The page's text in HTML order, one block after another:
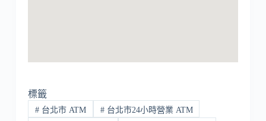
標籤
#台北市 ATM #台北市24小時營業 ATM